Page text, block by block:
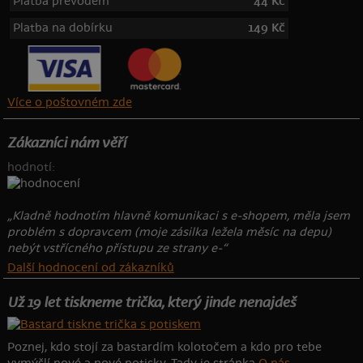
Platba na dobírku
149 Kč
Více o poštovném zde
Zákazníci nám věří
hodnotí:
„Kladně hodnotím hlavně komunikaci s e-shopem, měla jsem
problém s dopravcem (moje zásilka ležela měsíc na depu)
nebýt vstřícného přístupu ze strany e-“
Další hodnocení od zákazníků
Už 19 let tiskneme trička, který jinde nenajdeš
Poznej, kdo stojí za bastardím kolotočem a kdo pro tebe